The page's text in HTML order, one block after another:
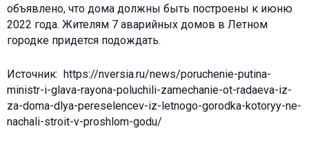
объявлено, что дома должны быть построены к июню
2022 года. Жителям 7 аварийных домов в Летном
городке придется подождать.
Источник: https://nversia.ru/news/poruchenie-putina-
ministr-i-glava-rayona-poluchili-zamechanie-ot-radaeva-iz-
za-doma-dlya-pereselencev-iz-letnogo-gorodka-kotoryy-ne-
nachali-stroit-v-proshlom-godu/